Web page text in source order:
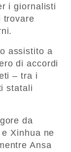
i giornalisti
trovare
assistito a
di accordi
– tra i
statali
da
Xinhua ne
Ansa